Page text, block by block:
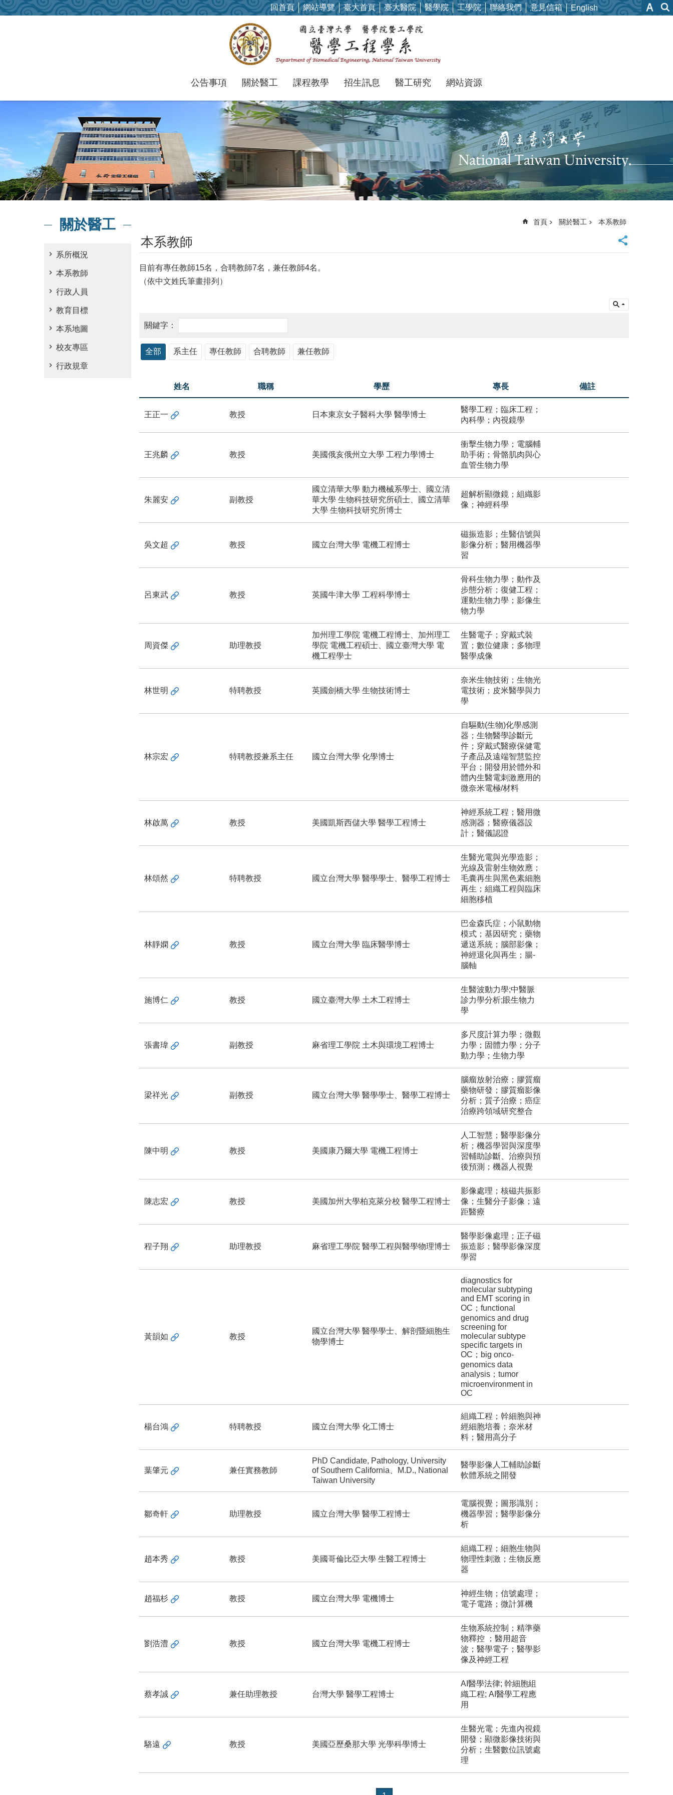
跳到主要內容區塊 回首頁 網站導覽 臺大首頁 臺大醫院 醫學院 工學院 聯絡我們 意見信箱 English
公告事項 關於醫工 課程教學 招生訊息 醫工研究 網站資源
關於醫工
系所概況
本系教師
行政人員
教育目標
本系地圖
校友專區
行政規章
首頁 關於醫工 本系教師
本系教師
目前有專任教師15名，合聘教師7名，兼任教師4名。
（依中文姓氏筆畫排列）
全部 系主任 專任教師 合聘教師 兼任教師
姓名 職稱 學歷 專長 備註
王正一 教授 日本東京女子醫科大學 醫學博士
醫學工程；臨床工程；
內科學；內視鏡學
王兆麟 教授 美國俄亥俄州立大學 工程力學博士
衝擊生物力學；電腦輔
助手術；骨骼肌肉與心
血管生物力學
朱麗安 副教授
國立清華大學 動力機械系學士、國立清
華大學 生物科技研究所碩士、國立清華
大學 生物科技研究所博士
超解析顯微鏡；組織影
像；神經科學
吳文超 教授 國立台灣大學 電機工程博士
磁振造影；生醫信號與
影像分析；醫用機器學
習
呂東武 教授 英國牛津大學 工程科學博士
骨科生物力學；動作及
步態分析；復健工程；
運動生物力學；影像生
物力學
周資傑 助理教授
加州理工學院 電機工程博士、加州理工
學院 電機工程碩士、國立臺灣大學 電
機工程學士
生醫電子；穿戴式裝
置；數位健康；多物理
醫學成像
林世明 特聘教授 英國劍橋大學 生物技術博士
奈米生物技術；生物光
電技術；皮米醫學與力
學
林宗宏 特聘教授兼系主任 國立台灣大學 化學博士
自驅動(生物)化學感測
器；生物醫學診斷元
件；穿戴式醫療保健電
子產品及遠端智慧監控
平台；開發用於體外和
體內生醫電刺激應用的
微奈米電極/材料
林啟萬 教授 美國凱斯西儲大學 醫學工程博士
神經系統工程；醫用微
感測器；醫療儀器設
計；醫儀認證
林頌然 特聘教授 國立台灣大學 醫學學士、醫學工程博士
生醫光電與光學造影；
光線及雷射生物效應；
毛囊再生與黑色素細胞
再生；組織工程與臨床
細胞移植
林靜嫻 教授 國立台灣大學 臨床醫學博士
巴金森氏症；小鼠動物
模式；基因研究；藥物
遞送系統；腦部影像；
神經退化與再生；腸-
腦軸
施博仁 教授 國立臺灣大學 土木工程博士
生醫波動力學;中醫脈
診力學分析;眼生物力
學
張書瑋 副教授 麻省理工學院 土木與環境工程博士
多尺度計算力學；微觀
力學；固體力學；分子
動力學；生物力學
梁祥光 副教授 國立台灣大學 醫學學士、醫學工程博士
腦瘤放射治療；膠質瘤
藥物研發；膠質瘤影像
分析；質子治療；癌症
治療跨領域研究整合
陳中明 教授 美國康乃爾大學 電機工程博士
人工智慧；醫學影像分
析；機器學習與深度學
習輔助診斷、治療與預
後預測；機器人視覺
陳志宏 教授 美國加州大學柏克萊分校 醫學工程博士
影像處理；核磁共振影
像；生醫分子影像；遠
距醫療
程子翔 助理教授 麻省理工學院 醫學工程與醫學物理博士
醫學影像處理；正子磁
振造影；醫學影像深度
學習
黃韻如 教授
國立台灣大學 醫學學士、解剖暨細胞生
物學博士
diagnostics for
molecular subtyping
and EMT scoring in
OC；functional
genomics and drug
screening for
molecular subtype
specific targets in
OC；big onco-
genomics data
analysis；tumor
microenvironment in
OC
楊台鴻 特聘教授 國立台灣大學 化工博士
組織工程；幹細胞與神
經細胞培養；奈米材
料；醫用高分子
葉肇元 兼任實務教師
PhD Candidate, Pathology, University
of Southern California、M.D., National
Taiwan University
醫學影像人工輔助診斷
軟體系統之開發
鄒奇軒 助理教授 國立台灣大學 醫學工程博士
電腦視覺；圖形識別；
機器學習；醫學影像分
析
趙本秀 教授 美國哥倫比亞大學 生醫工程博士
組織工程；細胞生物與
物理性刺激；生物反應
器
趙福杉 教授 國立台灣大學 電機博士
神經生物；信號處理；
電子電路；微計算機
劉浩澧 教授 國立台灣大學 電機工程博士
生物系統控制；精準藥
物釋控 ；醫用超音
波；醫學電子；醫學影
像及神經工程
蔡孝誠 兼任助理教授 台灣大學 醫學工程博士
AI醫學法律; 幹細胞組
織工程; AI醫學工程應
用
駱遠 教授 美國亞歷桑那大學 光學科學博士
生醫光電；先進內視鏡
開發；顯微影像技術與
分析；生醫數位訊號處
理